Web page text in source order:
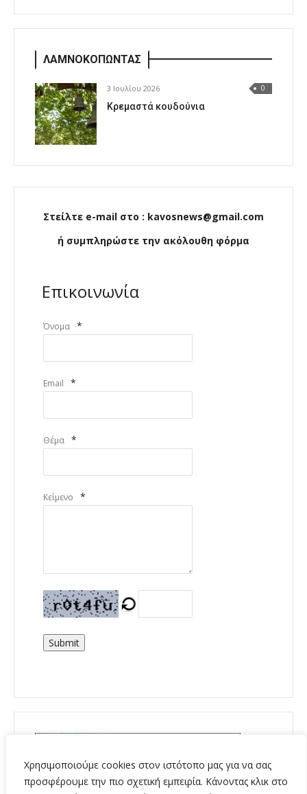
Χρησιμοποιούμε cookies στον ιστότοπο μας για να σας
προσφέρουμε την πιο σχετική εμπειρία. Κάνοντας κλικ στο
ΛΑΜΝΟΚΟΠΩΝΤΑΣ
3 Ιουλίου 2026 0
Κρεμαστά κουδούνια
Στείλτε e-mail στο : kavosnews@gmail.com
ή συμπληρώστε την ακόλουθη φόρμα
Επικοινωνία
Όνομα *
Email *
Θέμα *
Κείμενο *
Submit